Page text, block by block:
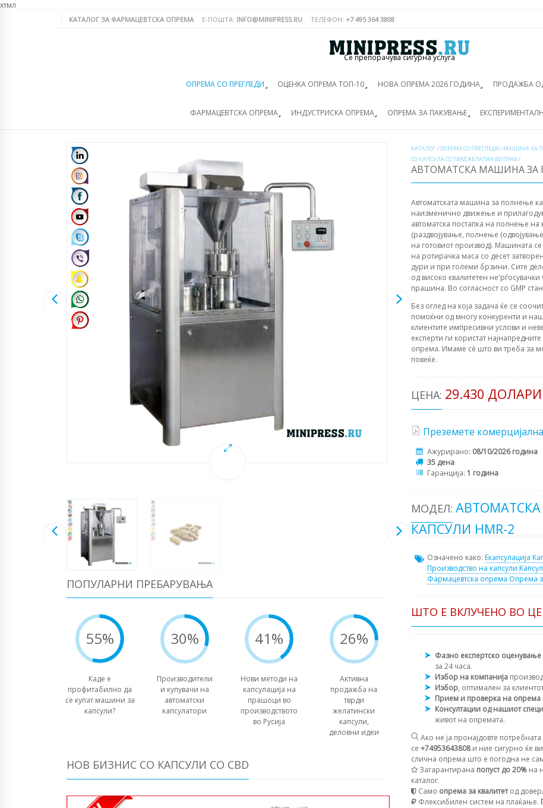
хтмл
КАТАЛОГ ЗА ФАРМАЦЕВТСКА ОПРЕМА Е-ПОШТА: INFO@MINIPRESS.RU ТЕЛЕФОН: +7 495 364 3808
Се препорачува сигурна услуга
ОПРЕМА СО ПРЕГЛЕДИ ОЦЕНКА ОПРЕМА ТОП-10 НОВА ОПРЕМА 2026 ГОДИНА ПРОДАЖБА
ФАРМАЦЕВТСКА ОПРЕМА ИНДУСТРИСКА ОПРЕМА ОПРЕМА ЗА ПАКУВАЊЕ
ПОПУЛАРНИ ПРЕБАРУВАЊА
55%
Каде е
профитабилно да
се купат машини за
капсули?
30%
Производители
и купувачи на
автоматски
капсулатори
41%
Нови методи на
капсулација на
прашоци во
производството
во Русија
26%
Активна
продажба на
тврди
желатински
капсули,
деловни идеи
НОВ БИЗНИС СО КАПСУЛИ СО CBD
КАТАЛОГ/ОПРЕМА СО ПРЕГЛЕДИ / МАШИНА ЗА
СО КАПСУЛА СО ТВРД ЖЕЛАТИН ВО ПРАВ/
АВТОМАТСКА МАШИНА ЗА
Автоматската машина за полнење
наизменично движење и
автоматска постапка на полнење
(раздвојување, полнење
на готовиот производ). Машината
на ротирачка маса со десет
дури и при големи брзини. Сите
од високо квалитетен
прашина. Во согласност со GMP
Без оглед на која задача ќе се
помоќни од многу конкуренти и
клиентите импресивни услови и
експерти ги користат
опрема. Имаме сè што ви треба за
повеќе.
ЦЕНА: 29.430 ДОЛАРИ
Преземете
Ажурирано: 08/10/2026 година
35 дена
Гаранција: 1 година
МОДЕЛ:
КАПСУЛИ HMR-2
Означено како: Екапсулација
Производство на капсули
Фармацевтска опрема Опрема
ШТО Е ВКЛУЧЕНО ВО
Фазно експертско оценување
за 24 часа.
Избор на компанија
Избор, оптимален за
Прием и проверка на опрема
Консултации од нашиот
живот на опремата.
Ако не ја пронајдовте
се +74953643808и ние сигурно ќе
слична опрема што е погодна не
Загарантирана попуст до 20% на
каталог.
Само опрема за квалитетод
Флексибилен систем на плаќање.